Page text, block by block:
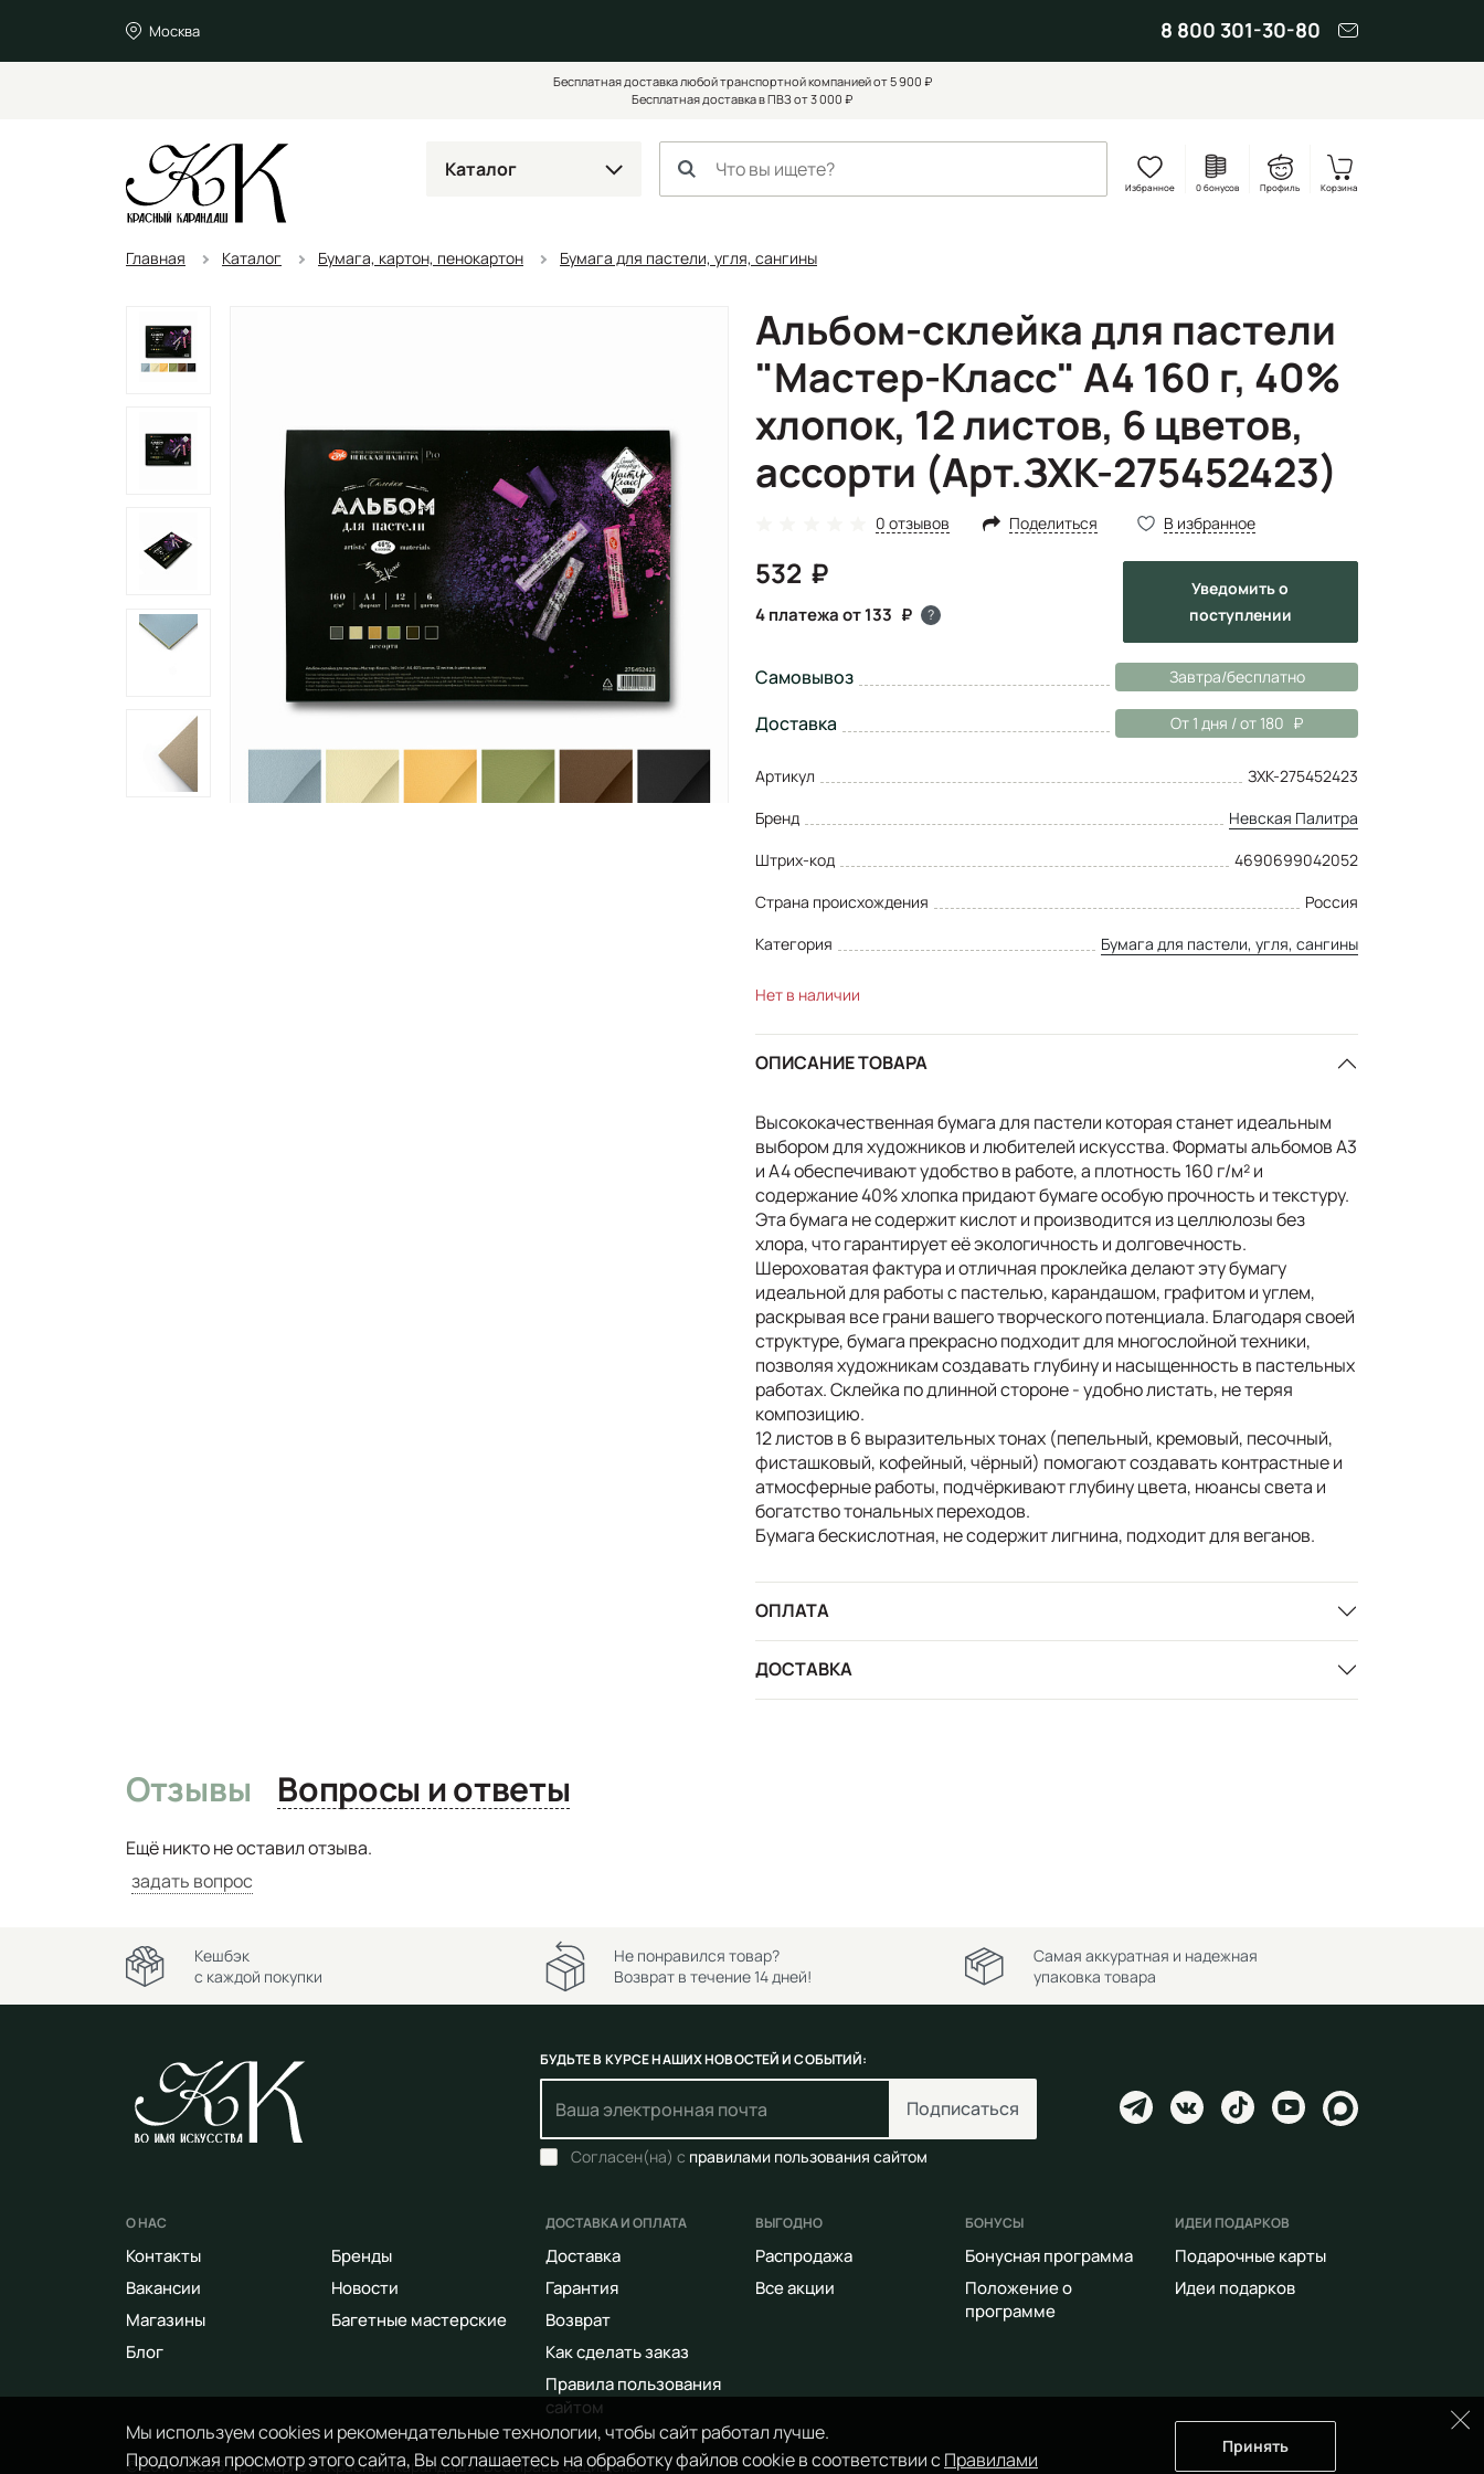
Москва 8 800 301-30-80
Бесплатная доставка любой транспортной компанией от 5 900 ₽
Бесплатная доставка в ПВЗ от 3 000 ₽
Каталог
Избранное 0 бонусов Профиль Корзина
Главная Каталог Бумага, картон, пенокартон Бумага для пастели, угля, сангины
Альбом-склейка для пастели
"Мастер-Класс" А4 160 г, 40%
хлопок, 12 листов, 6 цветов,
ассорти (Арт.ЗХК-275452423)
0 отзывов Поделиться В избранное
532
4 платежа от 133 ?
Уведомитьо
поступлении
Самовывоз Завтра/бесплатно
Доставка От 1 дня / от 180
Артикул
ЗХК-275452423
Бренд
Невская Палитра
Штрих-код
4690699042052
Страна происхождения
Россия
Категория
Бумага для пастели, угля, сангины
Нет в наличии
ОПИСАНИЕ ТОВАРА
Высококачественная бумага для пастели которая станет идеальным
выбором для художников и любителей искусства. Форматы альбомов А3
и А4 обеспечивают удобство в работе, а плотность 160 г/м² и
содержание 40% хлопка придают бумаге особую прочность и текстуру.
Эта бумага не содержит кислот и производится из целлюлозы без
хлора, что гарантирует её экологичность и долговечность.
Шероховатая фактура и отличная проклейка делают эту бумагу
идеальной для работы с пастелью, карандашом, графитом и углем,
раскрывая все грани вашего творческого потенциала. Благодаря своей
структуре, бумага прекрасно подходит для многослойной техники,
позволяя художникам создавать глубину и насыщенность в пастельных
работах. Склейка по длинной стороне - удобно листать, не теряя
композицию.
12 листов в 6 выразительных тонах (пепельный, кремовый, песочный,
фисташковый, кофейный, чёрный) помогают создавать контрастные и
атмосферные работы, подчёркивают глубину цвета, нюансы света и
богатство тональных переходов.
Бумага бескислотная, не содержит лигнина, подходит для веганов.
ОПЛАТА
ДОСТАВКА
Отзывы Вопросы и ответы
Ещё никто не оставил отзыва.
задать вопрос
Мы используем cookies и рекомендательные технологии, чтобы сайт работал лучше.
Продолжая просмотр этого сайта, Вы соглашаетесь на обработку файлов cookie в соответствии сПравилами
Принять
Кешбэк
с каждой покупки
Не понравился товар?
Возврат в течение 14 дней!
Самая аккуратная и надежная
упаковка товара
БУДЬТЕ В КУРСЕ НАШИХ НОВОСТЕЙ И СОБЫТИЙ:
Подписаться
Согласен(на) с правилами пользования сайтом
О НАС
Контакты
Вакансии
Магазины
Блог
Бренды
Новости
Багетные мастерские
ДОСТАВКА И ОПЛАТА
Доставка
Гарантия
Возврат
Как сделать заказ
Правила пользования
сайтом
ВЫГОДНО
Распродажа
Все акции
БОНУСЫ
Бонусная программа
Положение о
программе
ИДЕИ ПОДАРКОВ
Подарочные карты
Идеи подарков
© 2014 - 2026 Арт-маркет «Красный Карандаш». Все права защищены